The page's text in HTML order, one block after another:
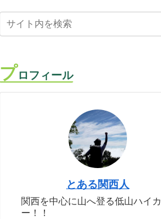
プロフィール
とある関西人
関西を中心に山へ登る低山ハイカ
ー！！